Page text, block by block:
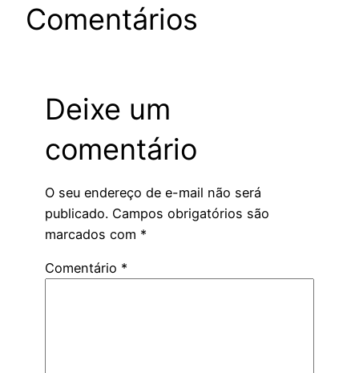
Comentários
Deixe um
comentário
O seu endereço de e-mail não será
publicado. Campos obrigatórios são
marcados com *
Comentário *